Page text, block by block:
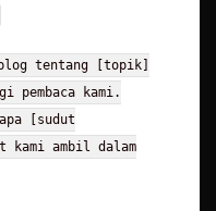
tentang [topik]
pembaca kami.
[sudut
kami ambil dalam